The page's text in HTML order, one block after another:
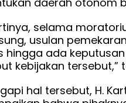
selama
usulan
hingga ada
kebijakan tersebut,”
hal tersebut, H.